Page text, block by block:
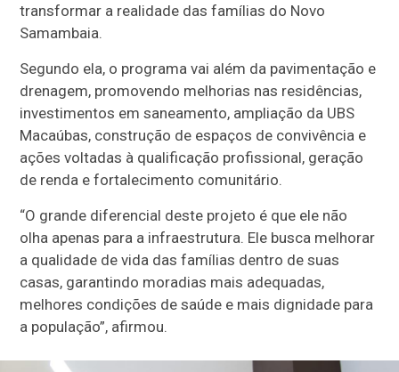
transformar a realidade das famílias do Novo
Samambaia.
Segundo ela, o programa vai além da pavimentação e
drenagem, promovendo melhorias nas residências,
investimentos em saneamento, ampliação da UBS
Macaúbas, construção de espaços de convivência e
ações voltadas à qualificação profissional, geração
de renda e fortalecimento comunitário.
“O grande diferencial deste projeto é que ele não
olha apenas para a infraestrutura. Ele busca melhorar
a qualidade de vida das famílias dentro de suas
casas, garantindo moradias mais adequadas,
melhores condições de saúde e mais dignidade para
a população”, afirmou.